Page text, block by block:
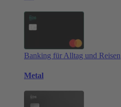
Banking für Alltag und Reisen
Metal